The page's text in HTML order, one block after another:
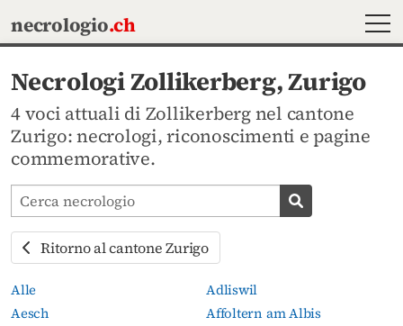
necrologio.ch
Necrologi Zollikerberg, Zurigo
4 voci attuali di Zollikerberg nel cantone
Zurigo: necrologi, riconoscimenti e pagine
commemorative.
Cerca avvisi mortuari
Cerca
Ritorno al cantone Zurigo
Alle
Adliswil
Aesch
Affoltern am Albis